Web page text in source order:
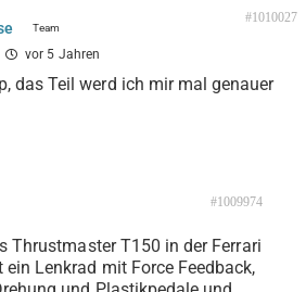
vor 5 Jahren
#1010027
das Teil werd ich mir mal genauer
#1009974
Thrustmaster T150 in der Ferrari
Lenkrad mit Force Feedback,